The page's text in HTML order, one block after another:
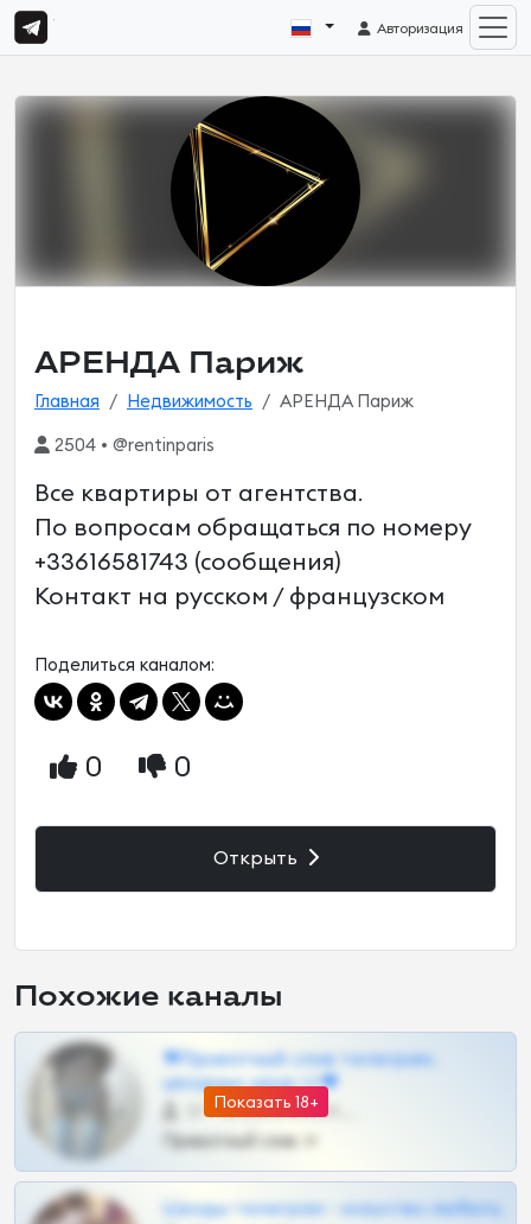
Авторизация
АРЕНДА Париж
Главная Недвижимость АРЕНДА Париж
2504 • @rentinparis
Все квартиры от агентства.
По вопросам обращаться по номеру
+33616581743 (сообщения)
Контакт на русском / французском
Поделиться каналом:
0 0
Открыть
Похожие каналы
Показать 18+
❤Приватный слив телеграм,
шкодных шкур тг❤
57 •
Приватный слив тг
Шкоды телеграм - искуство любить